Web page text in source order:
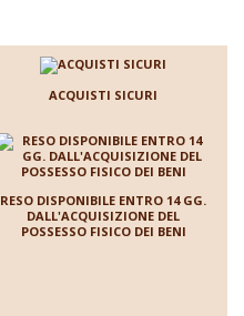
ACQUISTI SICURI
RESO DISPONIBILE ENTRO 14 GG.
DALL'ACQUISIZIONE DEL
POSSESSO FISICO DEI BENI